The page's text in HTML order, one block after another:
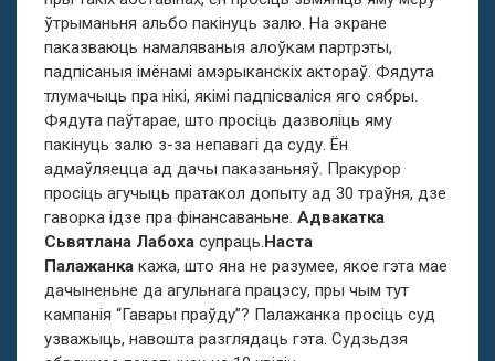
ўтрыманьня альбо пакінуць залю. На экране
паказваюць намаляваныя алоўкам партрэты,
падпісаныя імёнамі амэрыканскіх актораў. Фядута
тлумачыць пра нікі, якімі падпісваліся яго сябры.
Фядута паўтарае, што просіць дазволіць яму
пакінуць залю з-за непавагі да суду. Ён
адмаўляецца ад дачы паказаньняў. Пракурор
просіць агучыць пратакол допыту ад 30 траўня, дзе
гаворка ідзе пра фінансаваньне. Адвакатка
Сьвятлана Лабоха супраць.Наста
Палажанка кажа, што яна не разумее, якое гэта мае
дачыненьне да агульнага працэсу, пры чым тут
кампанія “Гавары праўду”? Палажанка просіць суд
узважыць, навошта разглядаць гэта. Судзьдзя